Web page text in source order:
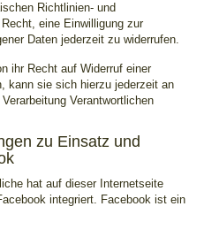
Richtlinien- und
eine Einwilligung zur
Daten jederzeit zu widerrufen.
ihr Recht auf Widerruf einer
kann sie sich hierzu jederzeit an
Verantwortlichen
zu Einsatz und
hat auf dieser Internetseite
integriert. Facebook ist ein